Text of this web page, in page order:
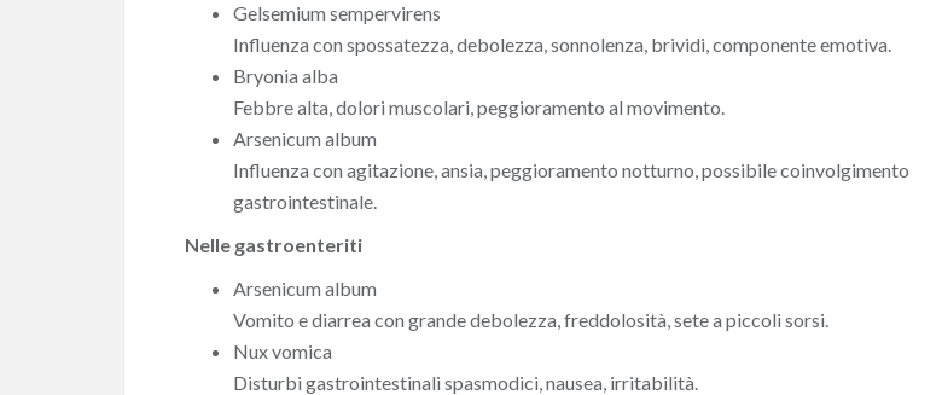
Gelsemium sempervirens
Influenza con spossatezza, debolezza, sonnolenza, brividi, componente emotiva.
Bryonia alba
Febbre alta, dolori muscolari, peggioramento al movimento.
Arsenicum album
Influenza con agitazione, ansia, peggioramento notturno, possibile coinvolgimento
gastrointestinale.
Nelle gastroenteriti
Arsenicum album
Vomito e diarrea con grande debolezza, freddolosità, sete a piccoli sorsi.
Nux vomica
Disturbi gastrointestinali spasmodici, nausea, irritabilità.